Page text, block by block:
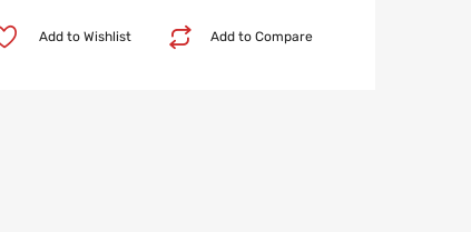
Add to Compare
Add to Wishlist